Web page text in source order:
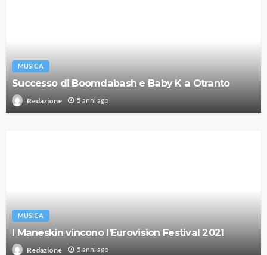
MUSICA
Successo di Boomdabash e Baby K a Otranto
Redazione 5 anni ago
MUSICA
I Maneskin vincono l’Eurovision Festival 2021
Redazione 5 anni ago